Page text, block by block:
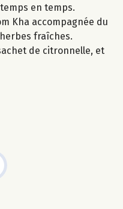
en temps.
Kha accompagnée du
fraîches.
de citronnelle, et